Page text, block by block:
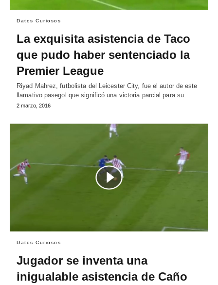
Datos Curiosos
La exquisita asistencia de Taco
que pudo haber sentenciado la
Premier League
Riyad Mahrez, futbolista del Leicester City, fue el autor de este
llamativo pasegol que significó una victoria parcial para su…
2 marzo, 2016
Datos Curiosos
Jugador se inventa una
inigualable asistencia de Caño